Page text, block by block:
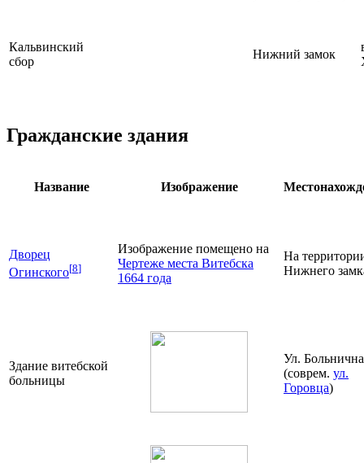
Кальвинский
сбор
Нижний замок
Гражданские здания
Название Изображение
Дворец
Огинского[8]
Изображение помещено на
Чертеже места Витебска
1664 года
На
Нижнего
Здание витебской
больницы
Ул.
(соврем. ул.
Горовца)